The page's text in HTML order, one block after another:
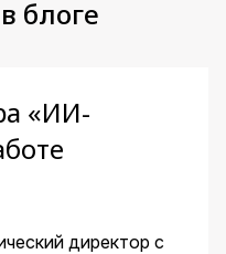
блоге
«ИИ-
директор с